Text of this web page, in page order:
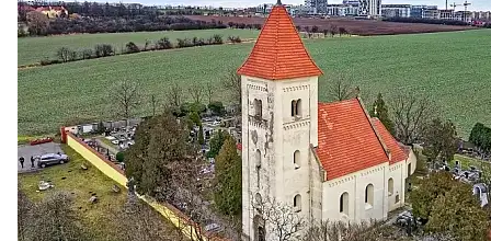
Politika • Volební seriál #02: Nová výstavba v jihozápadním
městě
Jakými nástroji navrhujete vstupovat z pozice ÚMČ Praha
13 do procesů developerské výstavby např. v lokalitě
Třebonice a Chaby, kterou umožňuje nově schválený
Metropolitn...